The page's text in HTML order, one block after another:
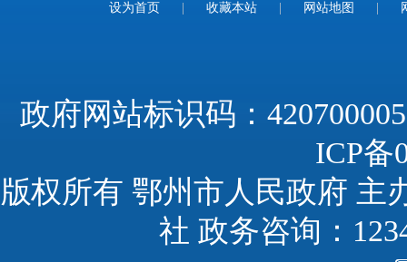
设为首页 收藏本站 网站地图
政府网站标识码：
ICP备
版权所有 鄂州市人民政府 主
社 政务咨询：